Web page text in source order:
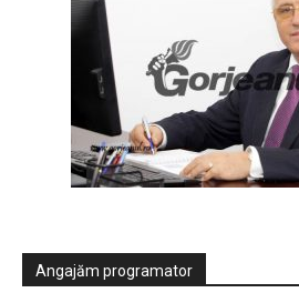
Angajăm programator